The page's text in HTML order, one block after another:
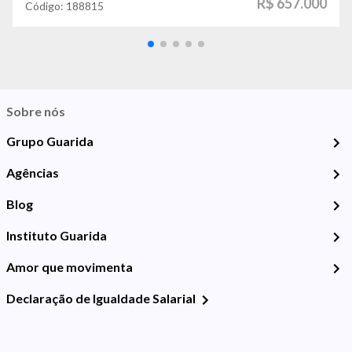
Código: 188815 R$ 657.000
Sobre nós
Grupo Guarida
Agências
Blog
Instituto Guarida
Amor que movimenta
Declaração de Igualdade Salarial